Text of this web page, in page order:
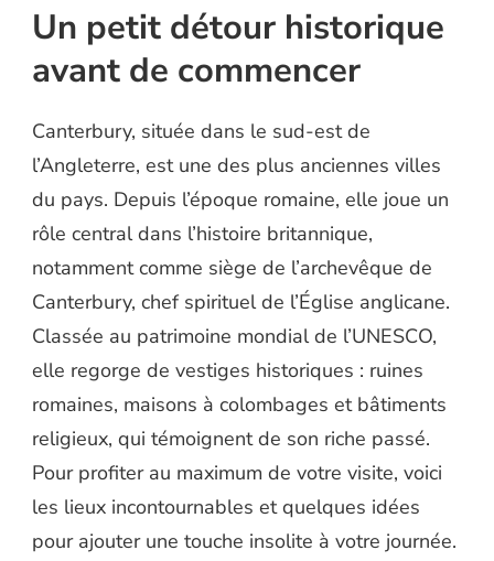
Un petit détour historique
avant de commencer
Canterbury, située dans le sud-est de
l’Angleterre, est une des plus anciennes villes
du pays. Depuis l’époque romaine, elle joue un
rôle central dans l’histoire britannique,
notamment comme siège de l’archevêque de
Canterbury, chef spirituel de l’Église anglicane.
Classée au patrimoine mondial de l’UNESCO,
elle regorge de vestiges historiques : ruines
romaines, maisons à colombages et bâtiments
religieux, qui témoignent de son riche passé.
Pour profiter au maximum de votre visite, voici
les lieux incontournables et quelques idées
pour ajouter une touche insolite à votre journée.